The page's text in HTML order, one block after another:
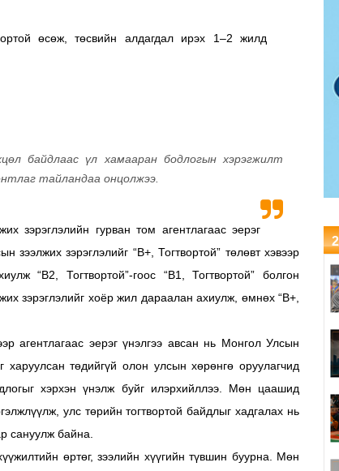
өсөж, төсвийн алдагдал ирэх 1–2 жилд
байдлаас үл хамааран бодлогын хэрэгжилт
тайландаа онцолжээ.
зэрэглэлийн гурван том агентлагаас эерэг
зэрэглэлийг “B+, Тогтвортой” төлөвт хэвээр
“B2, Тогтвортой”-гоос “B1, Тогтвортой” болгон
зэрэглэлийг хоёр жил дараалан ахиулж, өмнөх “B+,
агентлагаас эерэг үнэлгээ авсан нь Монгол Улсын
төдийгүй олон улсын хөрөнгө оруулагчид
хэрхэн үнэлж буйг илэрхийллээ. Мөн цаашид
улс төрийн тогтвортой байдлыг хадгалах нь
сануулж байна.
өртөг, зээлийн хүүгийн түвшин буурна. Мөн